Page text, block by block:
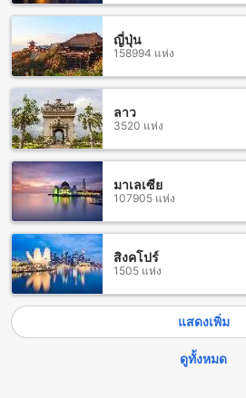
บรรยากาศที่เป็นธรรมชาติและเงียบสง
กับคนรักหรือครอบครัว ที่ Nature Valley
คุณรู้สึกเหมือนอยู่บ้านในขณะที่สัมผัสกับ
ลา.
สำรวจโลนาวาลา: สถานที่พักผ่อนในธร
โลนาวาลา ตั้งอยู่ในรัฐมหาราษฏระ เป็น
ความนิยมอย่างมากในหมู่นักท่องเที่ยวที่
วุ่นวายของชีวิตในเมืองใหญ่ ด้วยภูมิประ
เขียวขจี น้ำตกที่สวยงาม และอากาศบริ
สถานที่ที่เหมาะสำหรับการพักผ่อนและสั
แท้จริง
ในโลนาวาลา คุณสามารถเพลิดเพลินกับ
มากมาย เช่น การเดินป่าในเส้นทางธร
การสำรวจน้ำตกที่ซ่อนตัวอยู่ในป่า หรือแ
แสงดาวในยามค่ำคืน นอกจากนี้ยังมีจุด
Tiger Point ที่สามารถมองเห็นวิวทิวทัศ
หมอกที่ปกคลุมอยู่ในยามเช้า ทำให้คุณไ
ของธรรมชาติอย่างใกล้ชิด โลนาวาลา
และมอบประสบการณ์ที่น่าจดจำให้กับนัก
ญี่ปุ่น
158994 แห่ง
ลาว
3520 แห่ง
มาเลเซีย
107905 แห่ง
สิงคโปร์
1505 แห่ง
แสดงเพิ่ม
ดูทั้งหมด